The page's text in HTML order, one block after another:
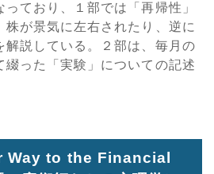
ており、１部では「再帰性」
株が景気に左右されたり、逆に
解説している。２部は、毎月の
綴った「実験」についての記述
Way to the Financial